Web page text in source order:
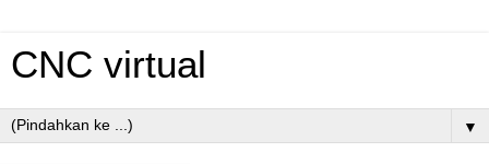
CNC virtual
▼